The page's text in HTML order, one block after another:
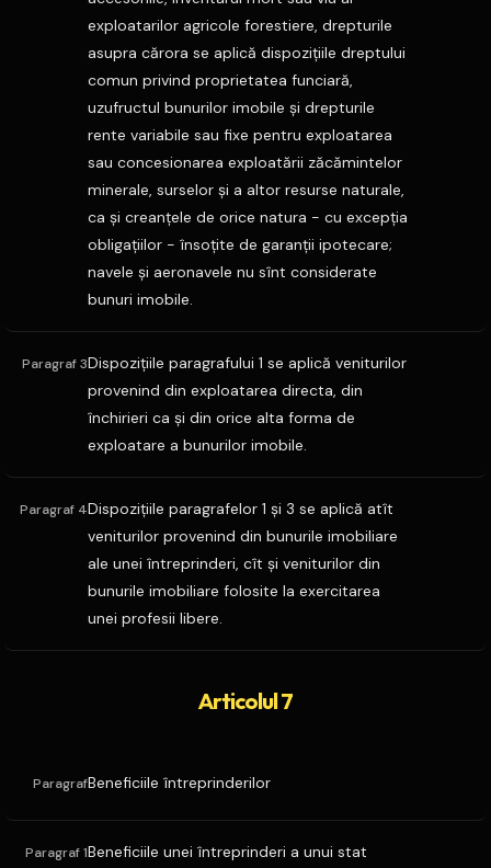
exploatarilor agricole forestiere, drepturile
asupra cărora se aplică dispoziţiile dreptului
comun privind proprietatea funciară,
uzufructul bunurilor imobile şi drepturile
rente variabile sau fixe pentru exploatarea
sau concesionarea exploatării zăcămintelor
minerale, surselor şi a altor resurse naturale,
ca şi creanţele de orice natura - cu excepţia
obligaţiilor - însoţite de garanţii ipotecare;
navele şi aeronavele nu sînt considerate
bunuri imobile.
Paragraf 3Dispoziţiile paragrafului 1 se aplică veniturilor
provenind din exploatarea directa, din
închirieri ca şi din orice alta forma de
exploatare a bunurilor imobile.
Paragraf 4Dispoziţiile paragrafelor 1 şi 3 se aplică atît
veniturilor provenind din bunurile imobiliare
ale unei întreprinderi, cît şi veniturilor din
bunurile imobiliare folosite la exercitarea
unei profesii libere.
Articolul 7
ParagrafBeneficiile întreprinderilor
Paragraf 1Beneficiile unei întreprinderi a unui stat